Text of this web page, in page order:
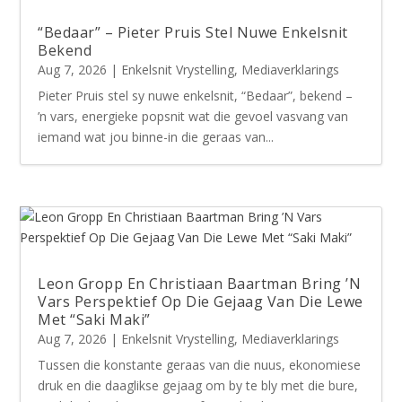
“Bedaar” – Pieter Pruis Stel Nuwe Enkelsnit
Bekend
Aug 7, 2026 | Enkelsnit Vrystelling, Mediaverklarings
Pieter Pruis stel sy nuwe enkelsnit, “Bedaar”, bekend –
’n vars, energieke popsnit wat die gevoel vasvang van
iemand wat jou binne-in die geraas van...
Leon Gropp En Christiaan Baartman Bring ’N
Vars Perspektief Op Die Gejaag Van Die Lewe
Met “Saki Maki”
Aug 7, 2026 | Enkelsnit Vrystelling, Mediaverklarings
Tussen die konstante geraas van die nuus, ekonomiese
druk en die daaglikse gejaag om by te bly met die bure,